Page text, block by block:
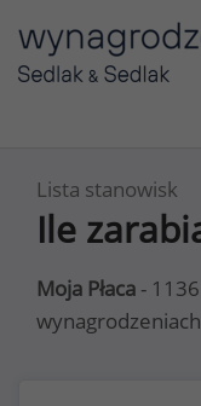
Lista stanowisk
Ile
Moja Płaca -